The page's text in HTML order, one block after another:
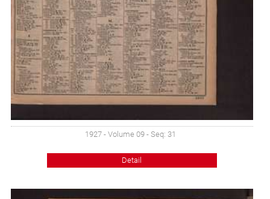
1927 - Volume 09 - Seq: 31
Detail